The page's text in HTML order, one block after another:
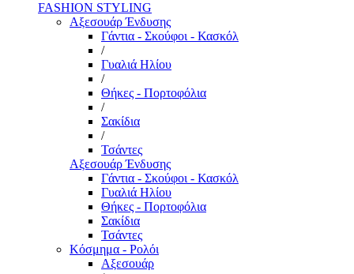
FASHION STYLING
Αξεσουάρ Ένδυσης
Γάντια - Σκούφοι - Κασκόλ
/
Γυαλιά Ηλίου
/
Θήκες - Πορτοφόλια
/
Σακίδια
/
Τσάντες
Αξεσουάρ Ένδυσης
Γάντια - Σκούφοι - Κασκόλ
Γυαλιά Ηλίου
Θήκες - Πορτοφόλια
Σακίδια
Τσάντες
Κόσμημα - Ρολόι
Αξεσουάρ